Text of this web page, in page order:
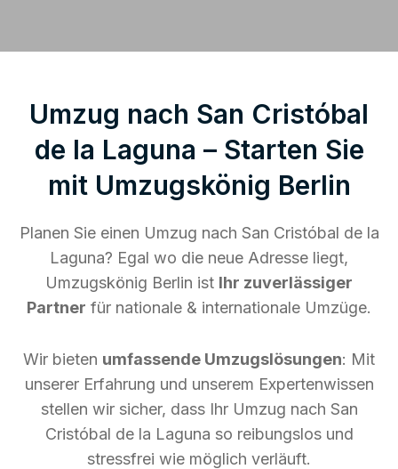
Umzug nach San Cristóbal
de la Laguna – Starten Sie
mit Umzugskönig Berlin
Planen Sie einen Umzug nach San Cristóbal de la
Laguna? Egal wo die neue Adresse liegt,
Umzugskönig Berlin ist Ihr zuverlässiger
Partner für nationale & internationale Umzüge.
Wir bieten umfassende Umzugslösungen: Mit
unserer Erfahrung und unserem Expertenwissen
stellen wir sicher, dass Ihr Umzug nach San
Cristóbal de la Laguna so reibungslos und
stressfrei wie möglich verläuft.